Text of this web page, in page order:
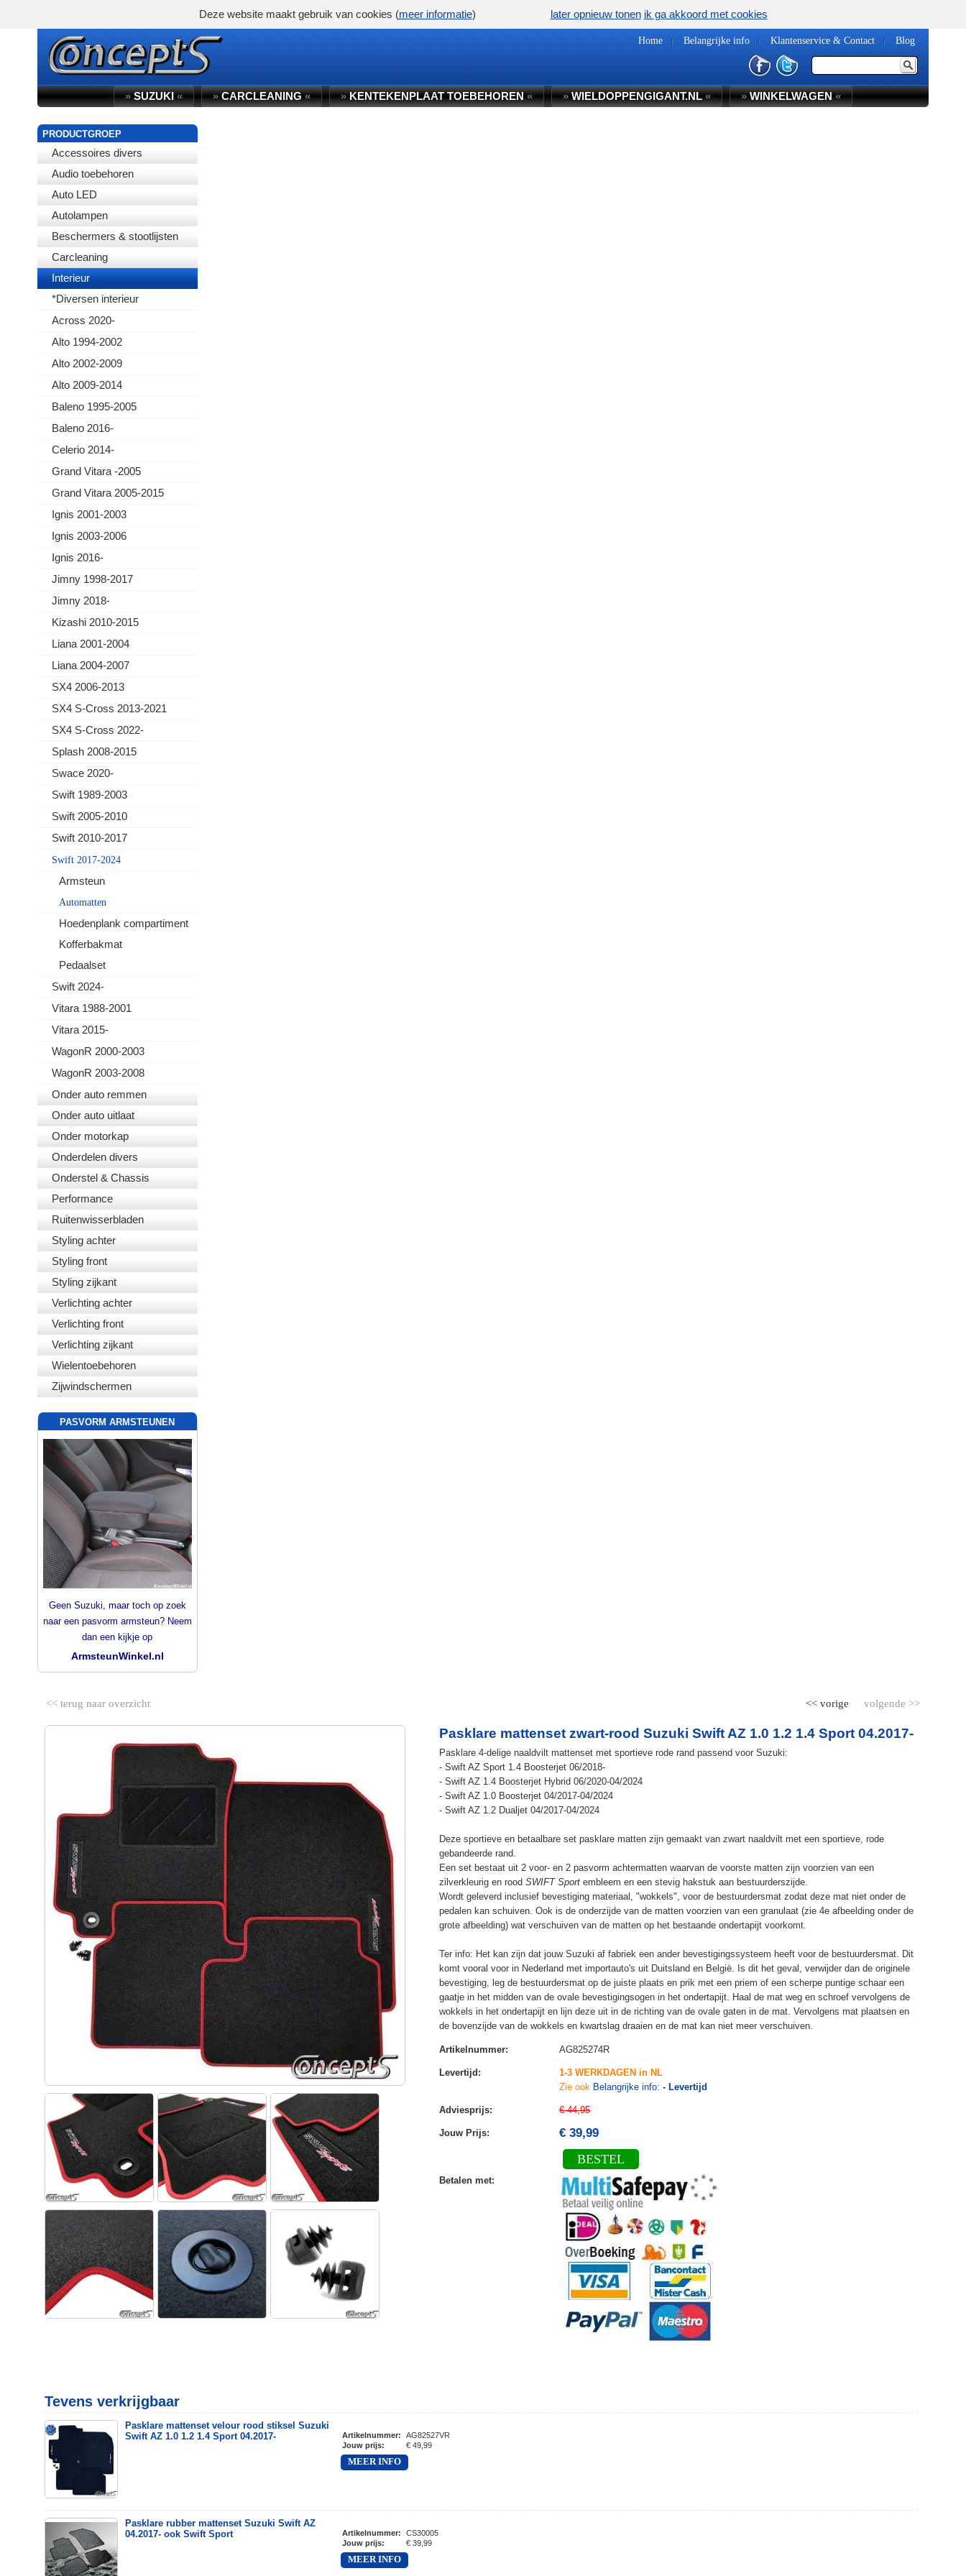
Home Belangrijke info Klantenservice & Contact Blog
»SUZUKI« »CARCLEANING« »KENTEKENPLAAT TOEBEHOREN« »WIELDOPPENGIGANT.NL« »WINKELWAGEN«
PRODUCTGROEP
Accessoires divers
Audio toebehoren
Auto LED
Autolampen
Beschermers & stootlijsten
Carcleaning
Interieur
*Diversen interieur
Across 2020-
Alto 1994-2002
Alto 2002-2009
Alto 2009-2014
Baleno 1995-2005
Baleno 2016-
Celerio 2014-
Grand Vitara -2005
Grand Vitara 2005-2015
Ignis 2001-2003
Ignis 2003-2006
Ignis 2016-
Jimny 1998-2017
Jimny 2018-
Kizashi 2010-2015
Liana 2001-2004
Liana 2004-2007
SX4 2006-2013
SX4 S-Cross 2013-2021
SX4 S-Cross 2022-
Splash 2008-2015
Swace 2020-
Swift 1989-2003
Swift 2005-2010
Swift 2010-2017
Swift 2017-2024
Armsteun
Automatten
Hoedenplank compartiment
Kofferbakmat
Pedaalset
Swift 2024-
Vitara 1988-2001
Vitara 2015-
WagonR 2000-2003
WagonR 2003-2008
Onder auto remmen
Onder auto uitlaat
Onder motorkap
Onderdelen divers
Onderstel & Chassis
Performance
Ruitenwisserbladen
Styling achter
Styling front
Styling zijkant
Verlichting achter
Verlichting front
Verlichting zijkant
Wielentoebehoren
Zijwindschermen
PASVORM ARMSTEUNEN
Geen Suzuki, maar toch op zoek
naar een pasvorm armsteun? Neem
dan een kijkje op
ArmsteunWinkel.nl
<< terug naar overzicht volgende >>
<< vorige
Pasklare mattenset zwart-rood Suzuki Swift AZ 1.0 1.2 1.4 Sport 04.2017-
Pasklare 4-delige naaldvilt mattenset met sportieve rode rand passend voor Suzuki:
- Swift AZ Sport 1.4 Boosterjet 06/2018-
- Swift AZ 1.4 Boosterjet Hybrid 06/2020-04/2024
- Swift AZ 1.0 Boosterjet 04/2017-04/2024
- Swift AZ 1.2 Dualjet 04/2017-04/2024
Deze sportieve en betaalbare set pasklare matten zijn gemaakt van zwart naaldvilt met een sportieve, rode
gebandeerde rand.
Een set bestaat uit 2 voor- en 2 pasvorm achtermatten waarvan de voorste matten zijn voorzien van een
zilverkleurig en rood SWIFT Sportembleem en een stevig hakstuk aan bestuurderszijde.
Wordt geleverd inclusief bevestiging materiaal, "wokkels", voor de bestuurdersmat zodat deze mat niet onder de
pedalen kan schuiven. Ook is de onderzijde van de matten voorzien van een granulaat (zie 4e afbeelding onder de
grote afbeelding) wat verschuiven van de matten op het bestaande ondertapijt voorkomt.
Ter info: Het kan zijn dat jouw Suzuki af fabriek een ander bevestigingssysteem heeft voor de bestuurdersmat. Dit
komt vooral voor in Nederland met importauto's uit Duitsland en België. Is dit het geval, verwijder dan de originele
bevestiging, leg de bestuurdersmat op de juiste plaats en prik met een priem of een scherpe puntige schaar een
gaatje in het midden van de ovale bevestigingsogen in het ondertapijt. Haal de mat weg en schroef vervolgens de
wokkels in het ondertapijt en lijn deze uit in de richting van de ovale gaten in de mat. Vervolgens mat plaatsen en
de bovenzijde van de wokkels en kwartslag draaien en de mat kan niet meer verschuiven.
Artikelnummer: AG825274R
Levertijd:
1-3 WERKDAGEN in NL
Zie ook Belangrijke info: - Levertijd
Adviesprijs: € 44,95
Jouw Prijs: € 39,99
BESTEL
Betalen met:
Tevens verkrijgbaar
Pasklare mattenset velour rood stiksel Suzuki
Swift AZ 1.0 1.2 1.4 Sport 04.2017-
Artikelnummer:
AG82527VR
Jouw prijs: € 49,99
MEER INFO
Pasklare rubber mattenset Suzuki Swift AZ
04.2017- ook Swift Sport
Artikelnummer:
CS30005
Jouw prijs: € 39,99
MEER INFO
Deze website maakt gebruik van cookies (meer informatie) later opnieuw tonen ik ga akkoord met cookies